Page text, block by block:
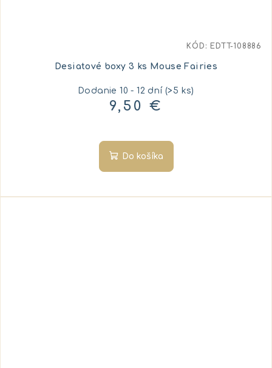
Desiatové boxy 3 ks Mouse Fairies
Dodanie 10 - 12 dní(>5 ks)
9,50 €
Do košíka
KÓD: EDTT-108886